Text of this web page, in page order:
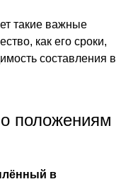
такие важные
как его сроки,
составления в
положениям
в